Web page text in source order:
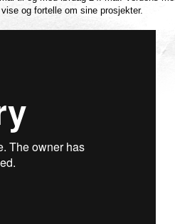
og fortelle om sine prosjekter.